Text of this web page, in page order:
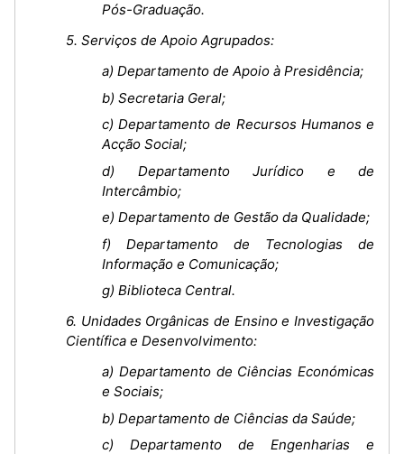
Pós-Graduação.
5. Serviços de Apoio Agrupados:
a) Departamento de Apoio à Presidência;
b) Secretaria Geral;
c) Departamento de Recursos Humanos e
Acção Social;
d) Departamento Jurídico e de
Intercâmbio;
e) Departamento de Gestão da Qualidade;
f) Departamento de Tecnologias de
Informação e Comunicação;
g) Biblioteca Central.
6. Unidades Orgânicas de Ensino e Investigação
Científica e Desenvolvimento:
a) Departamento de Ciências Económicas
e Sociais;
b) Departamento de Ciências da Saúde;
c) Departamento de Engenharias e